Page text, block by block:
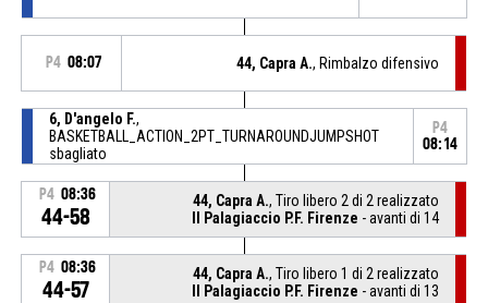
P4 08:07 44, Capra A., Rimbalzo difensivo
6, D'angelo F.,
BASKETBALL_ACTION_2PT_TURNAROUNDJUMPSHOT
sbagliato
P4
08:14
P4 08:36
44-58
44, Capra A., Tiro libero 2 di 2 realizzato
Il Palagiaccio P.F. Firenze - avanti di 14
P4 08:36
44-57
44, Capra A., Tiro libero 1 di 2 realizzato
Il Palagiaccio P.F. Firenze - avanti di 13